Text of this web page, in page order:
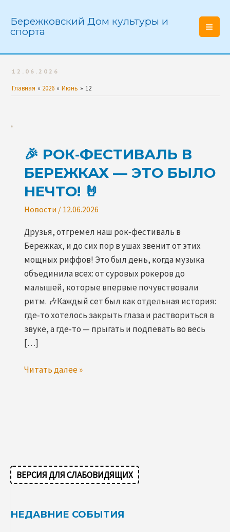
содержимому
Бережковский Дом культуры и
спорта
12.06.2026
Главная 2026 Июнь 12
🎉 РОК‑ФЕСТИВАЛЬ В
БЕРЕЖКАХ — ЭТО БЫЛО
НЕЧТО! 🤘
Новости / 12.06.2026
Друзья, отгремел наш рок‑фестиваль в
Бережках, и до сих пор в ушах звенит от этих
мощных риффов! Это был день, когда музыка
объединила всех: от суровых рокеров до
малышей, которые впервые почувствовали
ритм. 🎶Каждый сет был как отдельная история:
где‑то хотелось закрыть глаза и раствориться в
звуке, а где‑то — прыгать и подпевать во весь
[…]
🎉
НЕЧТО!
🤘
Читать далее »
ВЕРСИЯ ДЛЯ СЛАБОВИДЯЩИХ
НЕДАВНИЕ СОБЫТИЯ